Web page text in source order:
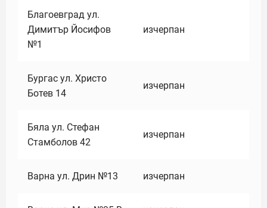
Благоевград ул.
Димитър Йосифов
№1
изчерпан
Бургас ул. Христо
Ботев 14
изчерпан
Бяла ул. Стефан
Стамболов 42
изчерпан
Варна ул. Дрин №13 изчерпан